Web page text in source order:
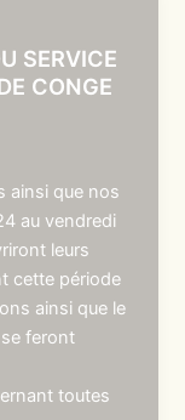
SERVICE
CONGE
ainsi que nos
au vendredi
leurs
cette période
ainsi que le
feront
toutes